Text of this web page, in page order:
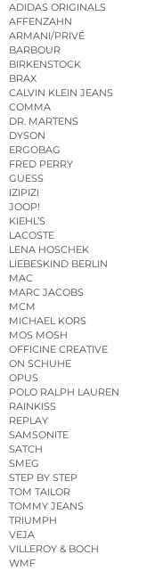
ADIDAS ORIGINALS
AFFENZAHN
ARMANI/PRIVÉ
BARBOUR
BIRKENSTOCK
BRAX
CALVIN KLEIN JEANS
COMMA
DR. MARTENS
DYSON
ERGOBAG
FRED PERRY
GUESS
IZIPIZI
JOOP!
KIEHL’S
LACOSTE
LENA HOSCHEK
LIEBESKIND BERLIN
MAC
MARC JACOBS
MCM
MICHAEL KORS
MOS MOSH
OFFICINE CREATIVE
ON SCHUHE
OPUS
POLO RALPH LAUREN
RAINKISS
REPLAY
SAMSONITE
SATCH
SMEG
STEP BY STEP
TOM TAILOR
TOMMY JEANS
TRIUMPH
VEJA
VILLEROY & BOCH
WMF